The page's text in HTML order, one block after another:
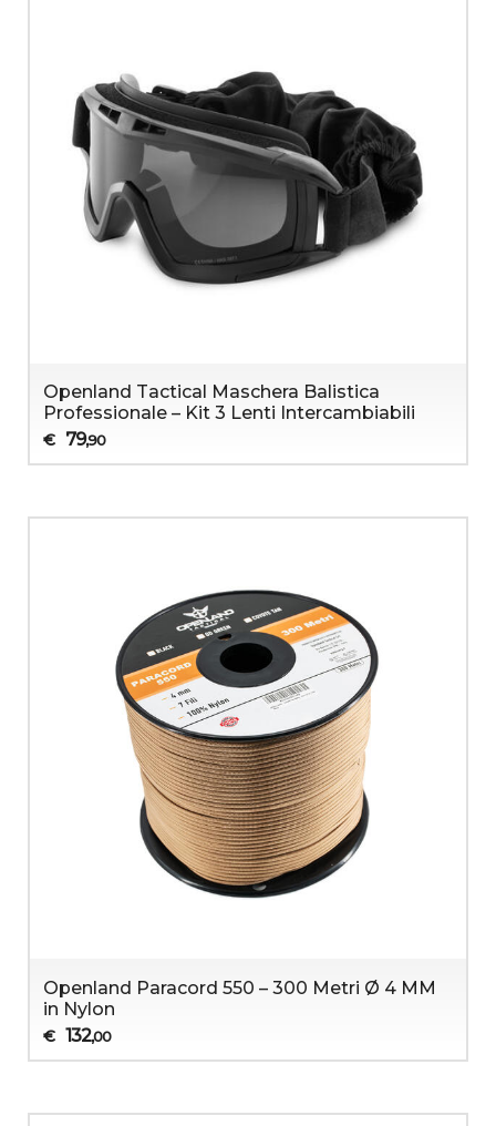
Openland Tactical Maschera Balistica
Professionale – Kit 3 Lenti Intercambiabili
€ 79,90
Openland Paracord 550 – 300 Metri Ø 4 MM
in Nylon
€ 132,00